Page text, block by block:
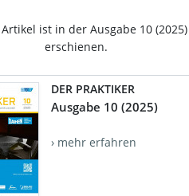
ist in der Ausgabe 10 (2025)
erschienen.
DER PRAKTIKER
Ausgabe 10 (2025)
› mehr erfahren